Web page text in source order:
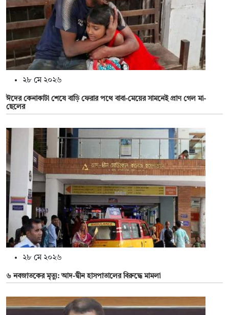
২৮ মে ২০২৬
ঈদের কেনাকাটা শেষে বাড়ি ফেরার পথে বাবা-মেয়ের সামনেই প্রাণ গেল মা-
ছেলের
২৮ মে ২০২৬
৬ নবজাতকের মৃত্যু: আদ-দ্বীন হাসপাতালের বিরুদ্ধে মামলা